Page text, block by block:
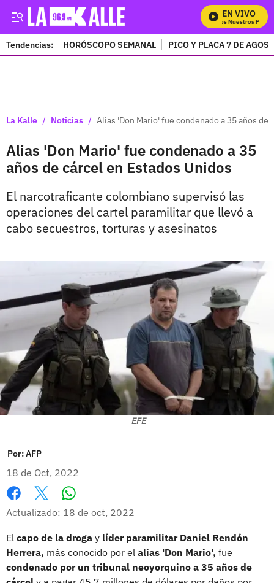
EN VIVO
Mira Todos Nuestros
Tendencias: HORÓSCOPO SEMANAL PICO Y PLACA 7 DE
La Kalle / Noticias / Alias 'Don Mario' fue condenado a 35 años de
Alias 'Don Mario' fue condenado a 35
años de cárcel en Estados Unidos
El narcotraficante colombiano supervisó las
operaciones del cartel paramilitar que llevó a
cabo secuestros, torturas y asesinatos
EFE
Por:AFP
18 de Oct, 2022
Facebook
X
Actualizado: 18 de oct, 2022
El capo de la droga y líder paramilitar Daniel Rendón
Herrera, más conocido por el alias 'Don Mario', fue
condenado por un tribunal neoyorquino a 35 años de